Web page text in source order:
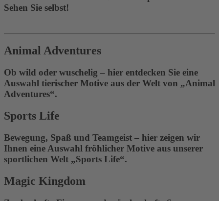
Sehen Sie selbst!
Animal Adventures
Ob wild oder wuschelig – hier entdecken Sie eine
Auswahl tierischer Motive aus der Welt von „Animal
Adventures“.
Sports Life
Bewegung, Spaß und Teamgeist – hier zeigen wir
Ihnen eine Auswahl fröhlicher Motive aus unserer
sportlichen Welt „Sports Life“.
Magic Kingdom